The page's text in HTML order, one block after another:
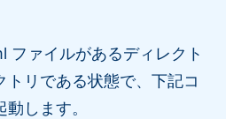
ァイルがあるディレクト
トリである状態で、下記コ
します。